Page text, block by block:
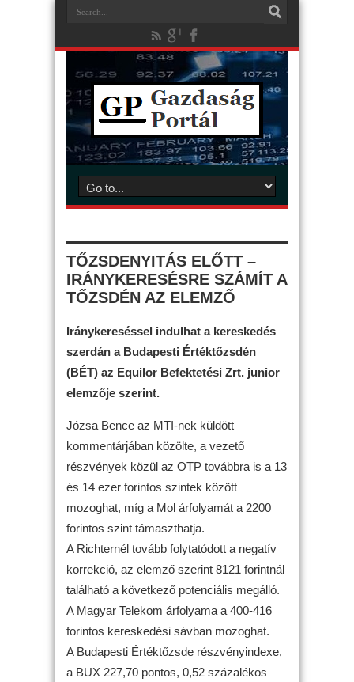
TŐZSDENYITÁS ELŐTT –
IRÁNYKERESÉSRE SZÁMÍT A
TŐZSDÉN AZ ELEMZŐ
Iránykereséssel indulhat a kereskedés
szerdán a Budapesti Értéktőzsdén
(BÉT) az Equilor Befektetési Zrt. junior
elemzője szerint.
Józsa Bence az MTI-nek küldött
kommentárjában közölte, a vezető
részvények közül az OTP továbbra is a 13
és 14 ezer forintos szintek között
mozoghat, míg a Mol árfolyamát a 2200
forintos szint támaszthatja.
A Richternél tovább folytatódott a negatív
korrekció, az elemző szerint 8121 forintnál
található a következő potenciális megálló.
A Magyar Telekom árfolyama a 400-416
forintos kereskedési sávban mozoghat.
A Budapesti Értéktőzsde részvényindexe,
a BUX 227,70 pontos, 0,52 százalékos